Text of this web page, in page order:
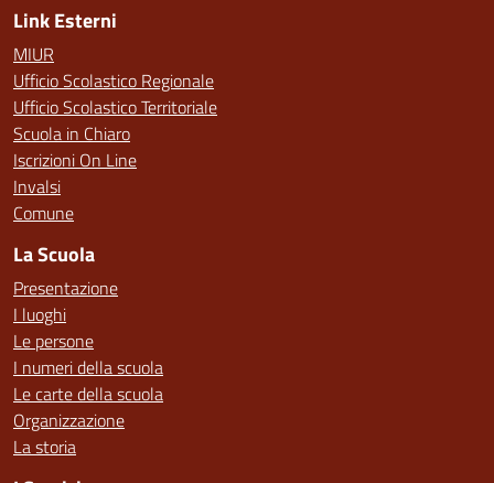
Link Esterni
MIUR
Ufficio Scolastico Regionale
Ufficio Scolastico Territoriale
Scuola in Chiaro
Iscrizioni On Line
Invalsi
Comune
La Scuola
Presentazione
I luoghi
Le persone
I numeri della scuola
Le carte della scuola
Organizzazione
La storia